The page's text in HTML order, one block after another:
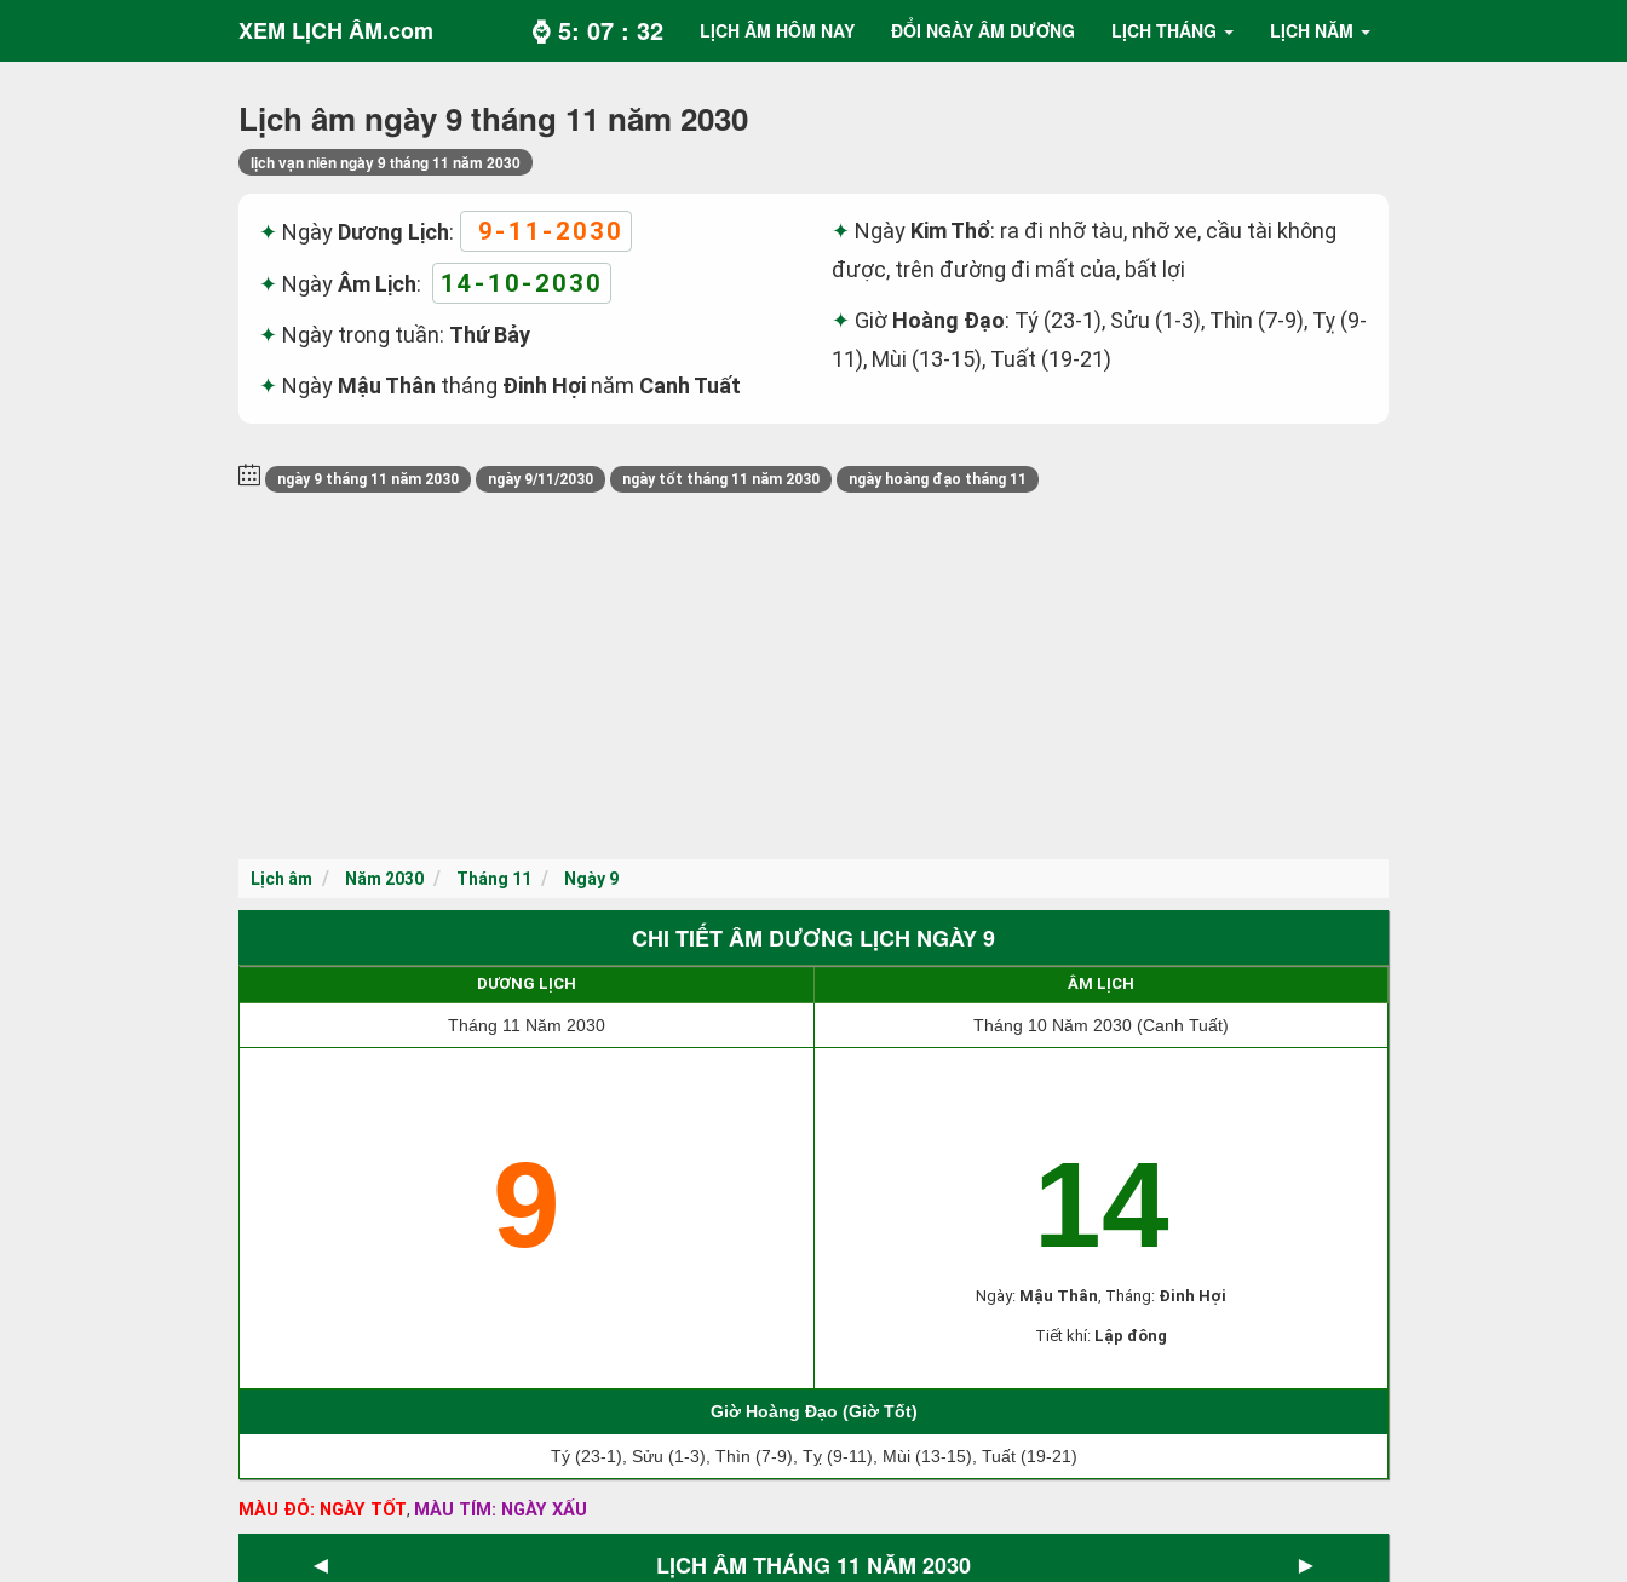
XEM LỊCH ÂM.com ⌚ 5: 07 : 33 LỊCH ÂM HÔM NAY ĐỔI NGÀY ÂM DƯƠNG LỊCH THÁNG LỊCH NĂM
Lịch âm ngày 9 tháng 11 năm 2030
lịch vạn niên ngày 9 tháng 11 năm 2030
Ngày Dương Lịch: 9-11-2030
NgàyÂm Lịch: 14-10-2030
Ngày trong tuần: Thứ Bảy
Ngày Mậu Thân tháng Đinh Hợi năm Canh Tuất
Ngày Kim Thổ: ra đi nhỡ tàu, nhỡ xe, cầu tài không
được, trên đường đi mất của, bất lợi
Giờ Hoàng Đạo: Tý (23-1), Sửu (1-3), Thìn (7-9), Tỵ (9-
11), Mùi (13-15), Tuất (19-21)
ngày 9 tháng 11 năm 2030 ngày 9/11/2030 ngày tốt tháng 11 năm 2030 ngày hoàng đạo tháng 11
Lịch âm Năm 2030 Tháng 11 Ngày 9
CHI TIẾT ÂM DƯƠNG LỊCH NGÀY 9
DƯƠNG LỊCH ÂM LỊCH
Tháng 11 Năm 2030 Tháng 10 Năm 2030 (Canh Tuất)
9 14
Ngày: Mậu Thân, Tháng: Đinh Hợi
Tiết khí: Lập đông
Giờ Hoàng Đạo (Giờ Tốt)
Tý (23-1), Sửu (1-3), Thìn (7-9), Tỵ (9-11), Mùi (13-15), Tuất (19-21)
MÀU ĐỎ: NGÀY TỐT, MÀU TÍM: NGÀY XẤU
◄ LỊCH ÂM THÁNG 11 NĂM 2030 ►